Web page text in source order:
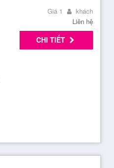
Giá 1
khách
Liên hệ
CHI TIẾT